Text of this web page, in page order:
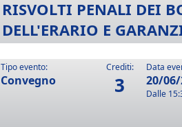
RISVOLTI PENALI DEI
DELL'ERARIO E
Tipo evento:
Convegno
Crediti:
3
Data
20/
Dalle